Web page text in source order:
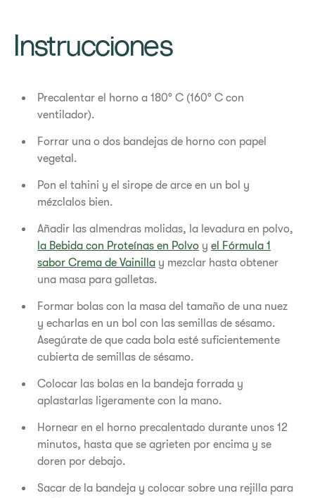
Instrucciones
Precalentar el horno a 180° C (160° C con
ventilador).
Forrar una o dos bandejas de horno con papel
vegetal.
Pon el tahini y el sirope de arce en un bol y
mézclalos bien.
Añadir las almendras molidas, la levadura en polvo,
la Bebida con Proteínas en Polvo yel Fórmula 1
sabor Crema de Vainilla y mezclar hasta obtener
una masa para galletas.
Formar bolas con la masa del tamaño de una nuez
y echarlas en un bol con las semillas de sésamo.
Asegúrate de que cada bola esté suficientemente
cubierta de semillas de sésamo.
Colocar las bolas en la bandeja forrada y
aplastarlas ligeramente con la mano.
Hornear en el horno precalentado durante unos 12
minutos, hasta que se agrieten por encima y se
doren por debajo.
Sacar de la bandeja y colocar sobre una rejilla para